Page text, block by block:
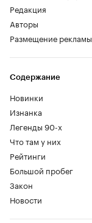
Редакция
Авторы
Размещение рекламы
Содержание
Новинки
Изнанка
Легенды 90-х
Что там у них
Рейтинги
Большой пробег
Закон
Новости